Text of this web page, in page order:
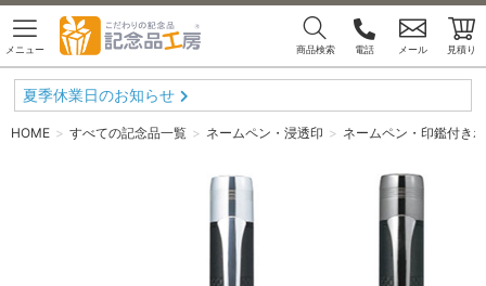
メニュー 商品検索 電話 メール 見積り
夏季休業日のお知らせ
HOME すべての記念品一覧 ネームペン・浸透印 ネームペン・印鑑付き